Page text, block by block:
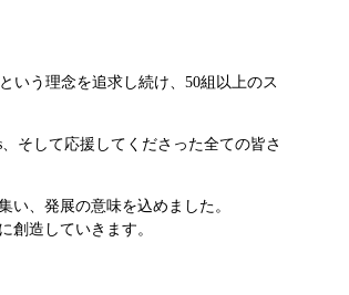
いう理念を追求し続け、50組以上のス
そして応援してくださった全ての皆さ
、発展の意味を込めました。
創造していきます。